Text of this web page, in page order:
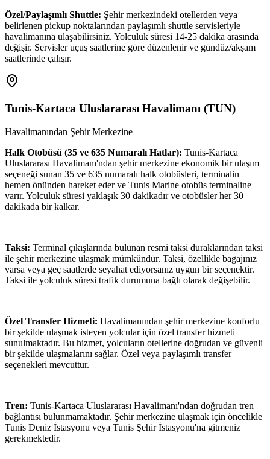
Özel/Paylaşımlı Shuttle: Şehir merkezindeki otellerden veya
belirlenen pickup noktalarından paylaşımlı shuttle servisleriyle
havalimanına ulaşabilirsiniz. Yolculuk süresi 14-25 dakika arasında
değişir. Servisler uçuş saatlerine göre düzenlenir ve gündüz/akşam
saatlerinde çalışır.
Tunis-Kartaca Uluslararası Havalimanı (TUN)
Havalimanından Şehir Merkezine
Halk Otobüsü (35 ve 635 Numaralı Hatlar): Tunis-Kartaca
Uluslararası Havalimanı'ndan şehir merkezine ekonomik bir ulaşım
seçeneği sunan 35 ve 635 numaralı halk otobüsleri, terminalin
hemen önünden hareket eder ve Tunis Marine otobüs terminaline
varır. Yolculuk süresi yaklaşık 30 dakikadır ve otobüsler her 30
dakikada bir kalkar.
Taksi: Terminal çıkışlarında bulunan resmi taksi duraklarından taksi
ile şehir merkezine ulaşmak mümkündür. Taksi, özellikle bagajınız
varsa veya geç saatlerde seyahat ediyorsanız uygun bir seçenektir.
Taksi ile yolculuk süresi trafik durumuna bağlı olarak değişebilir.
Özel Transfer Hizmeti: Havalimanından şehir merkezine konforlu
bir şekilde ulaşmak isteyen yolcular için özel transfer hizmeti
sunulmaktadır. Bu hizmet, yolcuların otellerine doğrudan ve güvenli
bir şekilde ulaşmalarını sağlar. Özel veya paylaşımlı transfer
seçenekleri mevcuttur.
Tren: Tunis-Kartaca Uluslararası Havalimanı'ndan doğrudan tren
bağlantısı bulunmamaktadır. Şehir merkezine ulaşmak için öncelikle
Tunis Deniz İstasyonu veya Tunis Şehir İstasyonu'na gitmeniz
gerekmektedir.